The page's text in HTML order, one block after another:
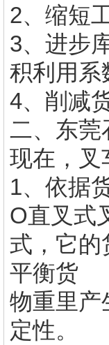
2、缩短
3、进步
积利用系
4、削减
二、东莞
现在，叉
1、依据
O直叉式
式，它的
平衡货
物重里产
定性。